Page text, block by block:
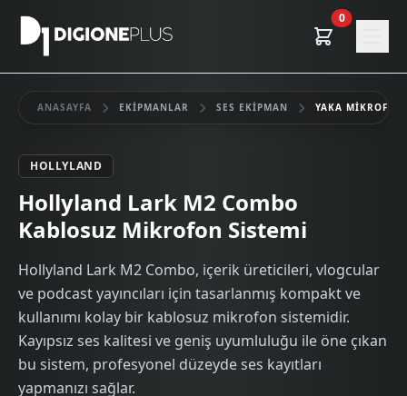
0
ANASAYFA EKIPMANLAR SES EKIPMAN YAKA
HOLLYLAND
Kiralık
Hollyland Lark M2 Combo
Kablosuz Mikrofon Sistemi
Hollyland Lark M2 Combo, içerik üreticileri, vlogcular
ve podcast yayıncıları için tasarlanmış kompakt ve
kullanımı kolay bir kablosuz mikrofon sistemidir.
Kayıpsız ses kalitesi ve geniş uyumluluğu ile öne çıkan
bu sistem, profesyonel düzeyde ses kayıtları
yapmanızı sağlar.